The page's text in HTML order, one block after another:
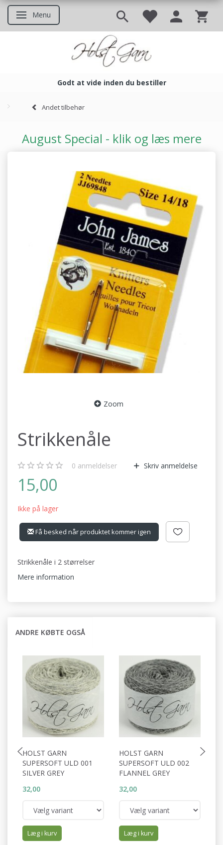
Skifte navigation
Menu
Godt at vide inden du bestiller
Andet tilbehør
August Special - klik og læs mere
Zoom
Strikkenåle
0 anmeldelser Skriv anmeldelse
15,00
Ikke på lager
Få besked når produktet kommer igen
Strikkenåle i 2 størrelser
Mere information
ANDRE KØBTE OGSÅ
HOLST GARN
SUPERSOFT ULD 001
SILVER GREY
32,00
Læg i kurv
HOLST GARN
SUPERSOFT ULD 002
FLANNEL GREY
32,00
Læg i kurv